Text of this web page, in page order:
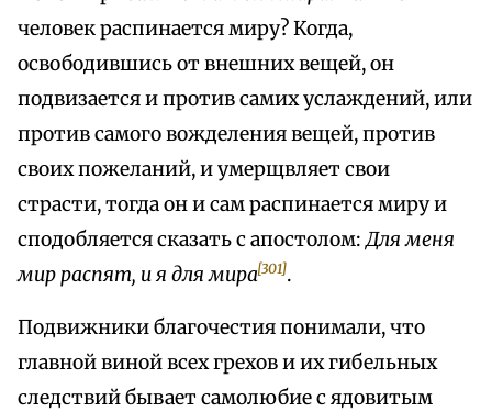
человек распинается миру? Когда,
освободившись от внешних вещей, он
подвизается и против самих услаждений, или
против самого вожделения вещей, против
своих пожеланий, и умерщвляет свои
страсти, тогда он и сам распинается миру и
сподобляется сказать с апостолом:Для меня
мир распят, и я для мира[301].
Подвижники благочестия понимали, что
главной виной всех грехов и их гибельных
следствий бывает самолюбие с ядовитым